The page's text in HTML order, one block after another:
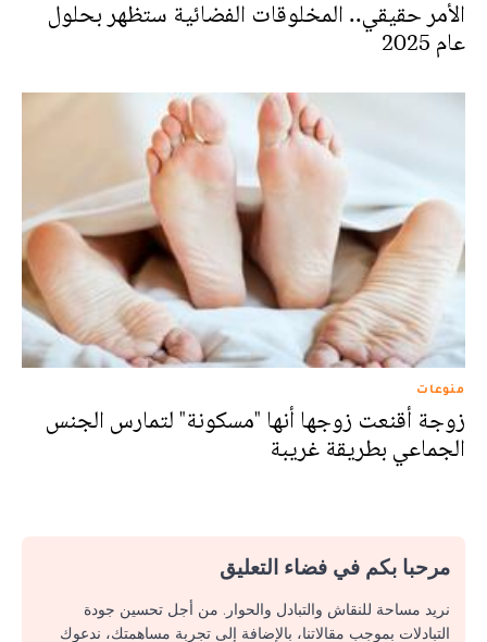
الأمر حقيقي.. المخلوقات الفضائية ستظهر بحلول
عام 2025
منوعات
زوجة أقنعت زوجها أنها "مسكونة" لتمارس الجنس
الجماعي بطريقة غريبة
مرحبا بكم في فضاء التعليق
نريد مساحة للنقاش والتبادل والحوار. من أجل تحسين جودة
التبادلات بموجب مقالاتنا، بالإضافة إلى تجربة مساهمتك، ندعوك